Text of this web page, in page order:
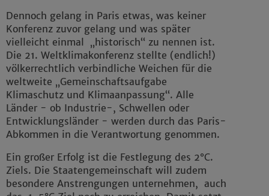
Dennoch gelang in Paris etwas, was keiner
Konferenz zuvor gelang und was später
vielleicht einmal „historisch“ zu nennen ist.
Die 21. Weltklimakonferenz stellte (endlich!)
völkerrechtlich verbindliche Weichen für die
weltweite „Gemeinschaftsaufgabe
Klimaschutz und Klimaanpassung“. Alle
Länder - ob Industrie-, Schwellen oder
Entwicklungsländer - werden durch das Paris-
Abkommen in die Verantwortung genommen.
Ein großer Erfolg ist die Festlegung des 2°C.
Ziels. Die Staatengemeinschaft will zudem
besondere Anstrengungen unternehmen, auch